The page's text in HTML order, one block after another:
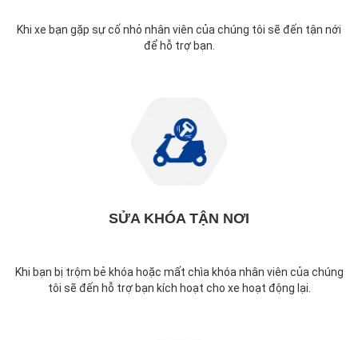
Khi xe bạn gặp sự cố nhỏ nhân viên của chúng tôi sẽ đến tận nới
để hỗ trợ bạn.
SỬA KHÓA TẬN NƠI
Khi bạn bị trộm bẻ khóa hoặc mất chìa khóa nhân viên của chúng
tôi sẽ đến hỗ trợ bạn kích hoạt cho xe hoạt động lại.